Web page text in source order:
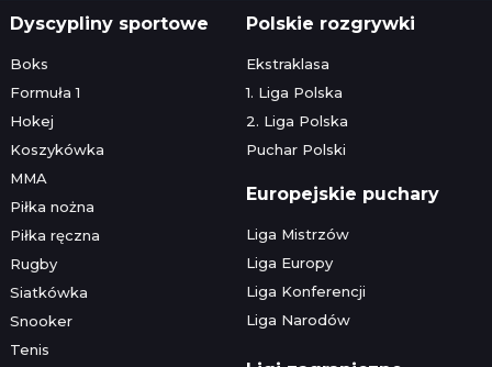
Dyscypliny sportowe
Boks
Formuła 1
Hokej
Koszykówka
MMA
Piłka nożna
Piłka ręczna
Rugby
Siatkówka
Snooker
Tenis
Polskie rozgrywki
Ekstraklasa
1. Liga Polska
2. Liga Polska
Puchar Polski
Europejskie puchary
Liga Mistrzów
Liga Europy
Liga Konferencji
Liga Narodów